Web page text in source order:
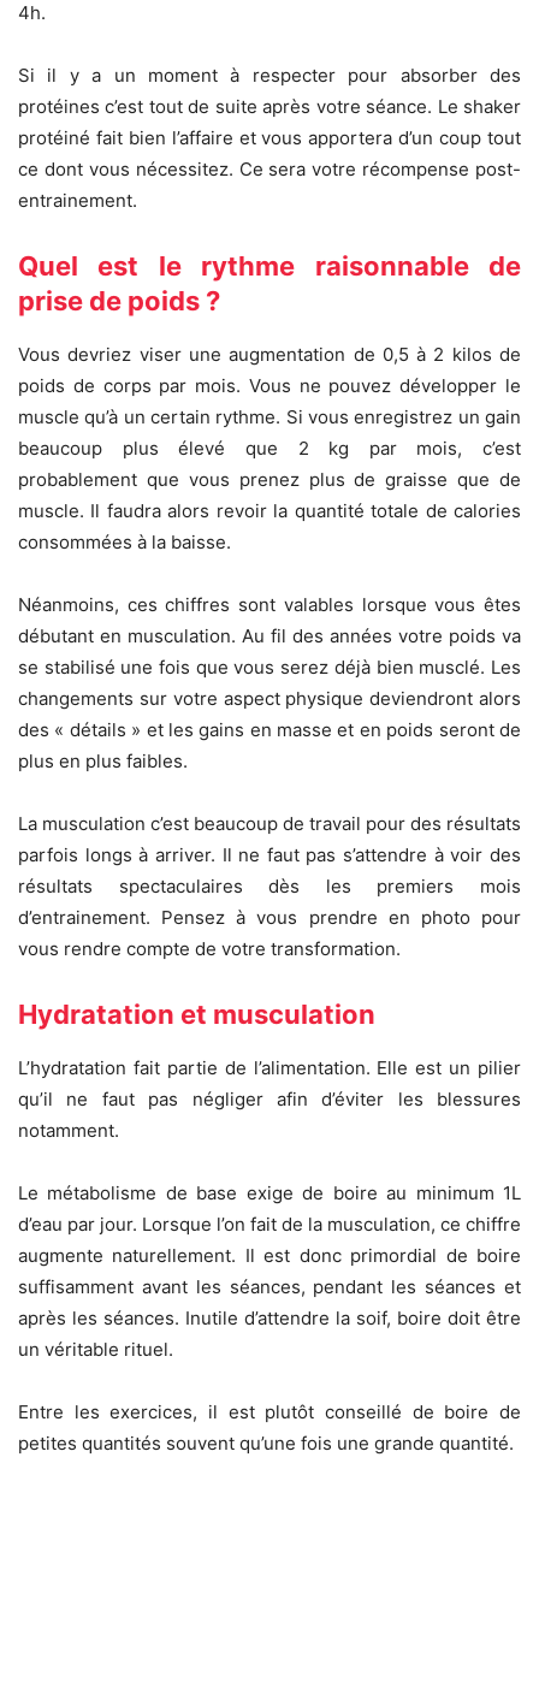
4h.
Si il y a un moment à respecter pour absorber des
protéines c’est tout de suite après votre séance. Le shaker
protéiné fait bien l’affaire et vous apportera d’un coup tout
ce dont vous nécessitez. Ce sera votre récompense post-
entrainement.
Quel est le rythme raisonnable de
prise de poids ?
Vous devriez viser une augmentation de 0,5 à 2 kilos de
poids de corps par mois. Vous ne pouvez développer le
muscle qu’à un certain rythme. Si vous enregistrez un gain
beaucoup plus élevé que 2 kg par mois, c’est
probablement que vous prenez plus de graisse que de
muscle. Il faudra alors revoir la quantité totale de calories
consommées à la baisse.
Néanmoins, ces chiffres sont valables lorsque vous êtes
débutant en musculation. Au fil des années votre poids va
se stabilisé une fois que vous serez déjà bien musclé. Les
changements sur votre aspect physique deviendront alors
des « détails » et les gains en masse et en poids seront de
plus en plus faibles.
La musculation c’est beaucoup de travail pour des résultats
parfois longs à arriver. Il ne faut pas s’attendre à voir des
résultats spectaculaires dès les premiers mois
d’entrainement. Pensez à vous prendre en photo pour
vous rendre compte de votre transformation.
Hydratation et musculation
L’hydratation fait partie de l’alimentation. Elle est un pilier
qu’il ne faut pas négliger afin d’éviter les blessures
notamment.
Le métabolisme de base exige de boire au minimum 1L
d’eau par jour. Lorsque l’on fait de la musculation, ce chiffre
augmente naturellement. Il est donc primordial de boire
suffisamment avant les séances, pendant les séances et
après les séances. Inutile d’attendre la soif, boire doit être
un véritable rituel.
Entre les exercices, il est plutôt conseillé de boire de
petites quantités souvent qu’une fois une grande quantité.